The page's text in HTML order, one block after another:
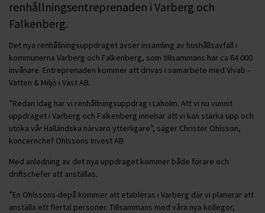
renhållningsentreprenaden i Varberg och
Falkenberg.
Det nya renhållningsuppdraget avser insamling av hushållsavfall i
kommunerna Varberg och Falkenberg, som tillsammans har ca 64 000
invånare. Entreprenaden kommer att drivas i samarbete med Vivab –
Vatten & Miljö i Väst AB.
”Redan idag har vi renhållningsuppdrag i Laholm. Att vi nu vunnit
uppdraget i Varberg och Falkenberg innebär att vi kan stärka upp och
utöka vår Halländska närvaro ytterligare”, säger Christer Ohlsson,
koncernchef Ohlssons Invest AB.
Med anledning av det nya uppdraget kommer både förare och
driftschefer att anställas.
”En Ohlssons-depå kommer att etableras i Varberg där vi planerar att
anställa ett flertal personer. Tillsammans med våra nya kollegor,